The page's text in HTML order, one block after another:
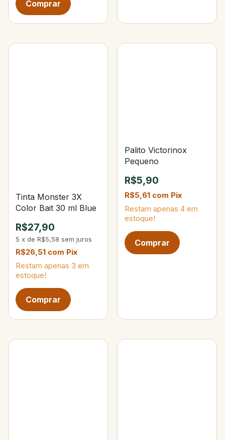
Tinta Monster 3X
Color Bait 30 ml Blue
R$27,90
5 x de R$5,58 sem juros
R$26,51 com Pix
Restam apenas 3 em
estoque!
Palito Victorinox
Pequeno
R$5,90
R$5,61 com Pix
Restam apenas 4 em
estoque!